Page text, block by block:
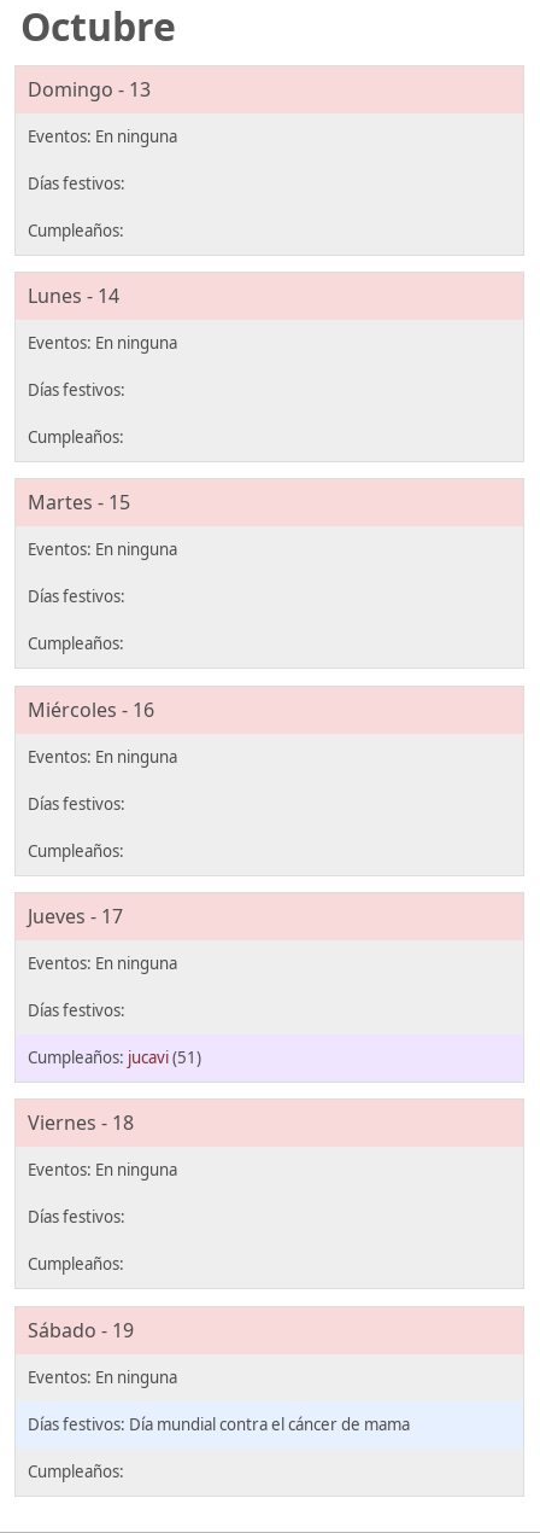
Octubre
Domingo - 13
Lunes - 14
Martes - 15
Miércoles - 16
Jueves - 17
jucavi(51)
Viernes - 18
Sábado - 19
Día mundial contra el cáncer de mama